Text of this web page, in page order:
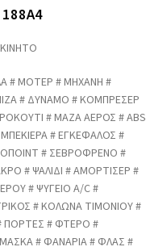
# ΜΟΤΕΡ # ΜΗΧΑΝΗ #
# ΔΥΝΑΜΟ # ΚΟΜΠΡΕΣΕΡ
# ΜΑΖΑ ΑΕΡΟΣ # ABS
# ΕΓΚΕΦΑΛΟΣ #
# ΣΕΒΡΟΦΡΕΝΟ #
# ΨΑΛΙΔΙ # ΑΜΟΡΤΙΣΕΡ #
# ΨΥΓΕΙΟ A/C #
# ΚΟΛΩΝΑ ΤΙΜΟΝΙΟΥ #
ΠΟΡΤΕΣ # ΦΤΕΡΟ #
# ΦΑΝΑΡΙΑ # ΦΛΑΣ #